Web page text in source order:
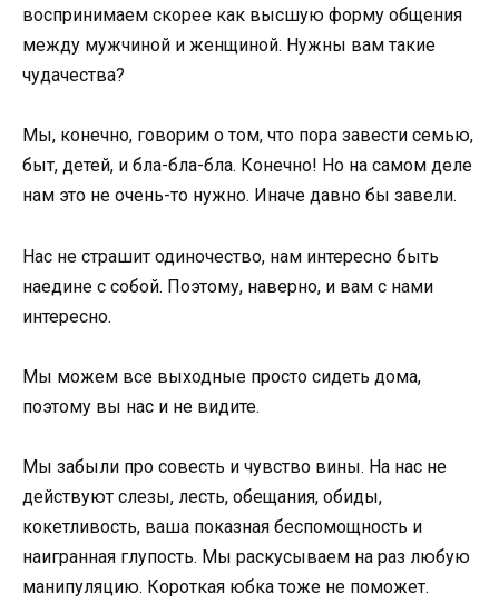
воспринимаем скорее как высшую форму общения
между мужчиной и женщиной. Нужны вам такие
чудачества?
Мы, конечно, говорим о том, что пора завести семью,
быт, детей, и бла-бла-бла. Конечно! Но на самом деле
нам это не очень-то нужно. Иначе давно бы завели.
Нас не страшит одиночество, нам интересно быть
наедине с собой. Поэтому, наверно, и вам с нами
интересно.
Мы можем все выходные просто сидеть дома,
поэтому вы нас и не видите.
Мы забыли про совесть и чувство вины. На нас не
действуют слезы, лесть, обещания, обиды,
кокетливость, ваша показная беспомощность и
наигранная глупость. Мы раскусываем на раз любую
манипуляцию. Короткая юбка тоже не поможет.